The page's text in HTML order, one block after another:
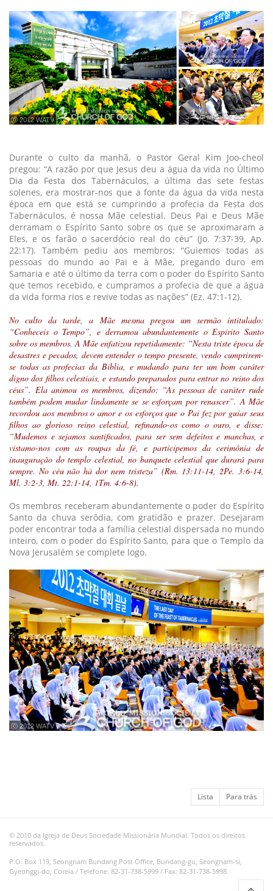
ⓒ 2012 WATV
Durante o culto da manhã, o Pastor Geral Kim Joo-cheol
pregou: “A razão por que Jesus deu a água da vida no Último
Dia da Festa dos Tabernáculos, a última das sete festas
solenes, era mostrar-nos que a fonte da água da vida nesta
época em que está se cumprindo a profecia da Festa dos
Tabernáculos, é nossa Mãe celestial. Deus Pai e Deus Mãe
derramam o Espírito Santo sobre os que se aproximaram a
Eles, e os farão o sacerdócio real do céu” (Jo. 7:37-39, Ap.
22:17). Também pediu aos membros: “Guiemos todas as
pessoas do mundo ao Pai e à Mãe, pregando duro em
Samaria e até o último da terra com o poder do Espírito Santo
que temos recebido, e cumpramos a profecia de que a água
da vida forma rios e revive todas as nações” (Ez. 47:1-12).
No culto da tarde, a Mãe mesma pregou um sermão intitulado:
“Conheceis o Tempo”, e derramou abundantemente o Espírito Santo
sobre os membros. A Mãe enfatizou repetidamente: “Nesta triste época de
desastres e pecados, devem entender o tempo presente, vendo cumprirem-
se todas as profecias da Bíblia, e mudando para ter um bom caráter
digno dos filhos celestiais, e estando preparados para entrar no reino dos
céus”. Ela animou os membros, dizendo: “As pessoas de caráter rude
também podem mudar lindamente se se esforçam por renascer”. A Mãe
recordou aos membros o amor e os esforços que o Pai fez por guiar seus
filhos ao glorioso reino celestial, refinando-os como o ouro, e disse:
“Mudemos e sejamos santificados, para ser sem defeitos e manchas, e
vistamo-nos com as roupas da fé, e participemos da cerimônia de
inauguração do templo celestial, no banquete celestial que durará para
sempre. No céu não há dor nem tristeza” (Rm. 13:11-14, 2Pe. 3:6-14,
Ml. 3:2-3, Mt. 22:1-14, 1Tm. 4:6-8).
Os membros receberam abundantemente o poder do Espírito
Santo da chuva serôdia, com gratidão e prazer. Desejaram
poder encontrar toda a família celestial dispersada no mundo
inteiro, com o poder do Espírito Santo, para que o Templo da
Nova Jerusalém se complete logo.
ⓒ 2012 WATV
Lista Para trás
© 2010 da Igreja de Deus Sociedade Missionária Mundial. Todos os direitos
reservados.
P.O. Box 119, Seongnam Bundang Post Office, Bundang-gu, Seongnam-si,
Gyeonggi-do, Coreia / Telefone: 82-31-738-5999 / Fax: 82-31-738-5998